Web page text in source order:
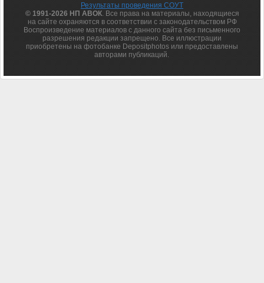
Результаты проведения СОУТ
© 1991-2026 НП АВОК. Все права на материалы, находящиеся
на сайте охраняются в соответствии с законодательством РФ
Воспроизведение материалов с данного сайта без письменного
разрешения редакции запрещено. Все иллюстрации
приобретены на фотобанке Depositphotos или предоставлены
авторами публикаций.